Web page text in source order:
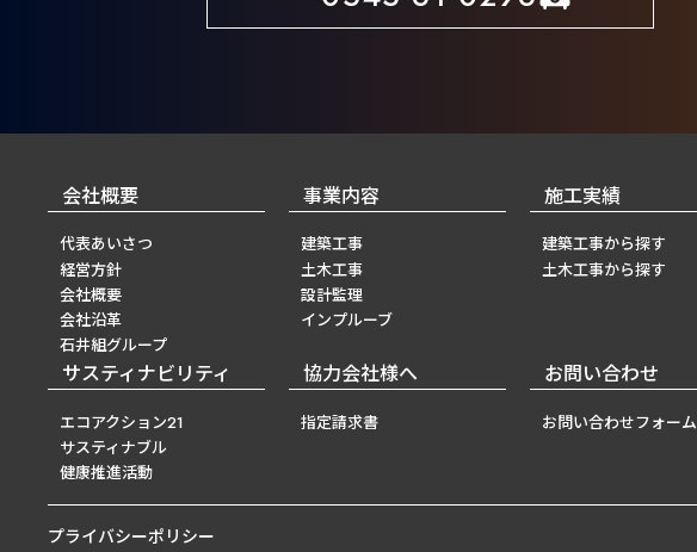
会社概要
代表あいさつ
経営方針
会社概要
会社沿革
石井組グループ
事業内容
建築工事
土木工事
設計監理
インプルーブ
施工実績
建築工事から探す
土木工事から探す
サスティナビリティ
エコアクション21
サスティナブル
健康推進活動
協力会社様へ
指定請求書
お問い合わせ
お問い合わせフォーム
プライバシーポリシー